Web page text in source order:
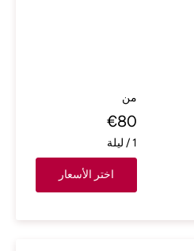
من
€80
1
/ ليلة
اختر الأسعار